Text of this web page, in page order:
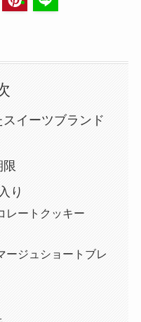
イーツブランド
り
レートクッキー
ージュショートブレ